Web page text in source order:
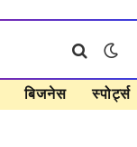
बिजनेस स्पोर्ट्स